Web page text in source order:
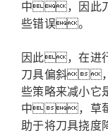
中，因此刀
些错误。
因此，在进
刀具偏斜，
些策略来减小
中，草莓
助于将刀具挠